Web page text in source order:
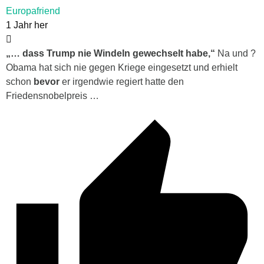
Europafriend
1 Jahr her
„… dass Trump nie Windeln gewechselt habe,“ Na und ?
Obama hat sich nie gegen Kriege eingesetzt und erhielt
schon bevor er irgendwie regiert hatte den
Friedensnobelpreis …